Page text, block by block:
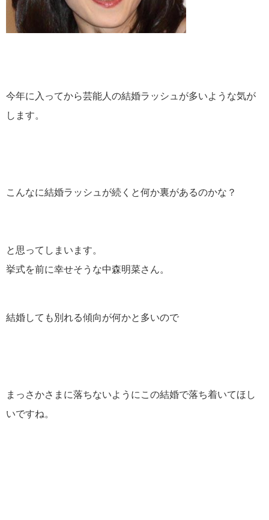
今年に入ってから芸能人の結婚ラッシュが多いような気が
します。
こんなに結婚ラッシュが続くと何か裏があるのかな？
と思ってしまいます。
挙式を前に幸せそうな中森明菜さん。
結婚しても別れる傾向が何かと多いので
まっさかさまに落ちないようにこの結婚で落ち着いてほし
いですね。